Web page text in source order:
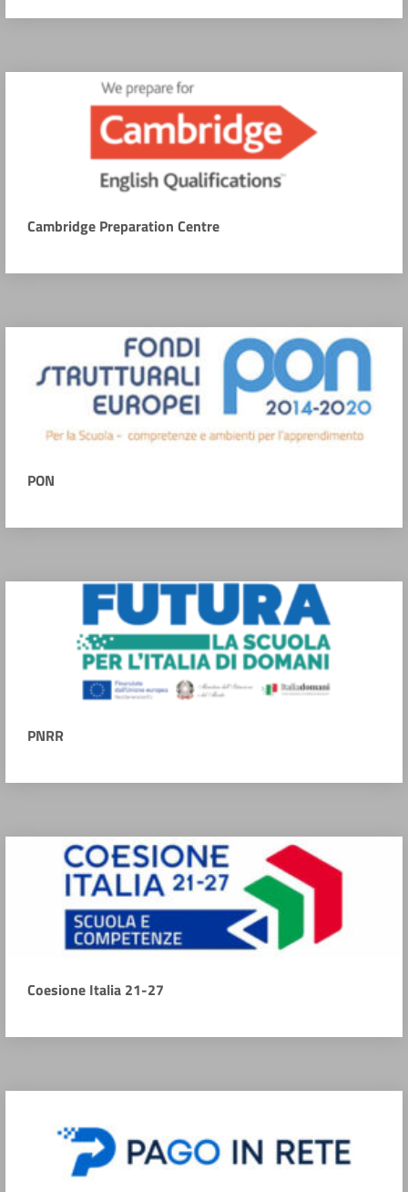
Cambridge Preparation Centre
PON
PNRR
Coesione Italia 21-27